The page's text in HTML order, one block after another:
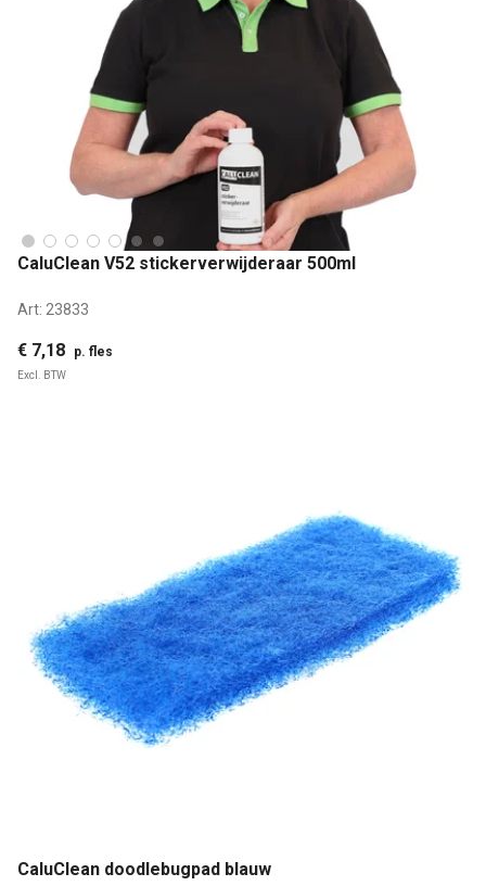
CaluClean V52 stickerverwijderaar 500ml
Art: 23833
€ 7,18 p. fles
Excl. BTW
CaluClean doodlebugpad blauw